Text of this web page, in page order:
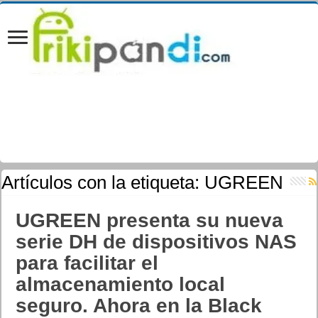
Artículos con la etiqueta: UGREEN
UGREEN presenta su nueva
serie DH de dispositivos NAS
para facilitar el
almacenamiento local
seguro. Ahora en la Black